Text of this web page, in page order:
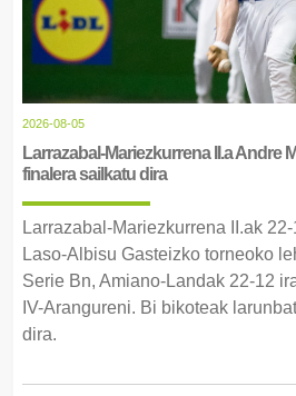
2026-08-05
Larrazabal-Mariezkurrena II.a Andre
finalera sailkatu dira
Larrazabal-Mariezkurrena II.ak
Laso-Albisu Gasteizko torneoko
Serie Bn, Amiano-Landak 22-12
IV-Arangureni. Bi bikoteak
dira.